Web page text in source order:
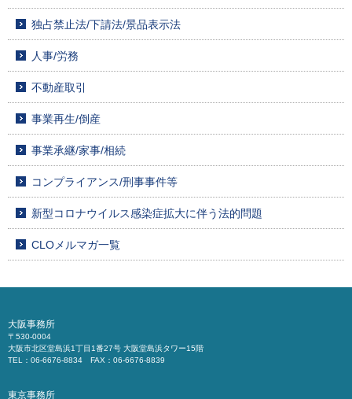
独占禁止法/下請法/景品表示法
人事/労務
不動産取引
事業再生/倒産
事業承継/家事/相続
コンプライアンス/刑事事件等
新型コロナウイルス感染症拡大に伴う法的問題
CLOメルマガ一覧
大阪事務所
〒530-0004
大阪市北区堂島浜1丁目1番27号 大阪堂島浜タワー15階
TEL：06-6676-8834 FAX：06-6676-8839
東京事務所